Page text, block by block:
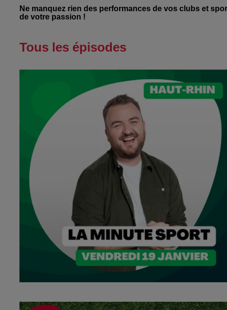
Ne manquez rien des performances de vos clubs et
de votre passion !
Tous les épisodes